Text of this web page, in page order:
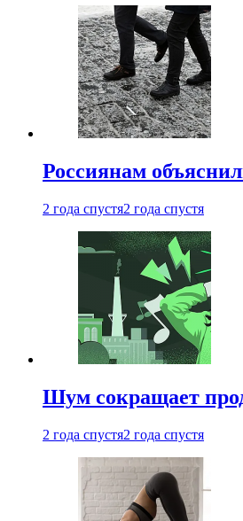
Россиянам
2 года спустя2 года спустя
Шум сокращает
2 года спустя2 года спустя